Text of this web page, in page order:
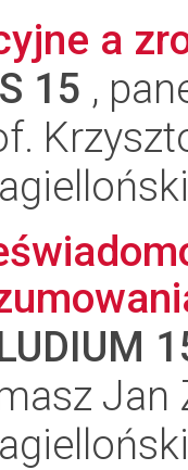
a
15 ,
Jan